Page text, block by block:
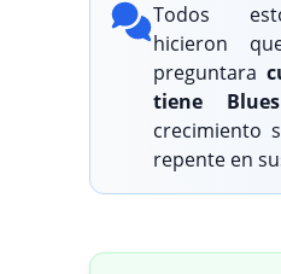
Todos
hicieron
preguntara
tiene
crecimiento
repente en